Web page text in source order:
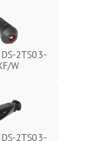
2TS03-
W
2TS03-